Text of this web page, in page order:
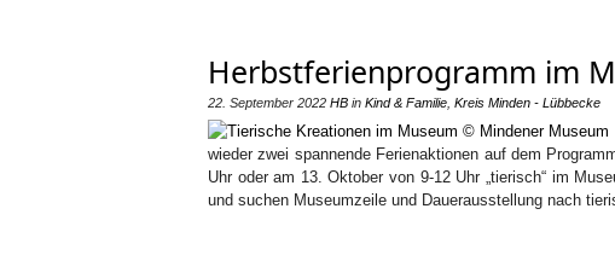
Herbstferienprogramm im
22. September 2022 HB in Kind & Familie Kreis Minden - Lübbecke
wieder zwei spannende Ferienaktionen auf dem
Uhr oder am 13. Oktober von 9-12 Uhr „tierisch“ im
und suchen Museumzeile und Dauerausstellung nach